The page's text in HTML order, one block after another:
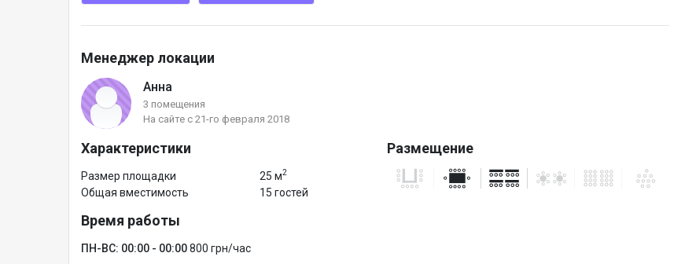
Менеджер локации
Анна
3 помещения
На сайте с 21-го февраля 2018
Характеристики
Размер площадки 25 м2
Общая вместимость 15 гостей
Размещение
Время работы
ПН-ВС: 00:00 - 00:00800 грн/час